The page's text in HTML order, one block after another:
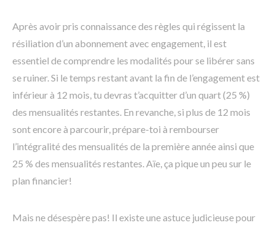
Après avoir pris connaissance des règles qui régissent la
résiliation d’un abonnement avec engagement, il est
essentiel de comprendre les modalités pour se libérer sans
se ruiner. Si le temps restant avant la fin de l’engagement est
inférieur à 12 mois, tu devras t’acquitter d’un quart (25 %)
des mensualités restantes. En revanche, si plus de 12 mois
sont encore à parcourir, prépare-toi à rembourser
l’intégralité des mensualités de la première année ainsi que
25 % des mensualités restantes. Aïe, ça pique un peu sur le
plan financier!
Mais ne désespère pas! Il existe une astuce judicieuse pour